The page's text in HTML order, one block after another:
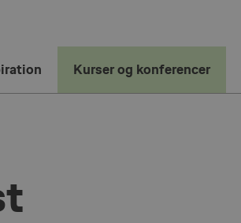
Kurser og konferencer